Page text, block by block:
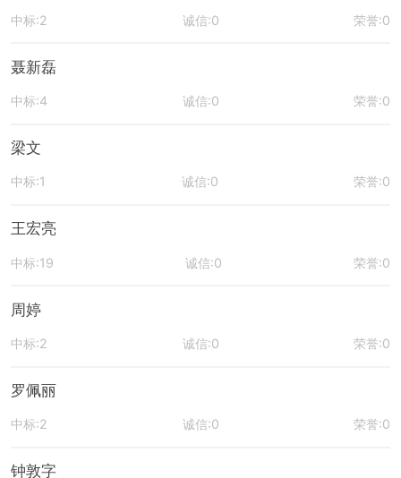
中标:2 诚信:0 荣誉:0
聂新磊
中标:4 诚信:0 荣誉:0
梁文
中标:1 诚信:0 荣誉:0
王宏亮
中标:19 诚信:0 荣誉:0
周婷
中标:2 诚信:0 荣誉:0
罗佩丽
中标:2 诚信:0 荣誉:0
钟敦字